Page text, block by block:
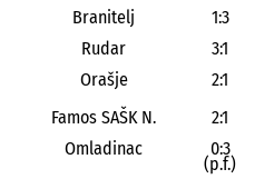
Branitelj
1:3
Rudar
3:1
Orašje
2:1
Famos SAŠK N.
2:1
Omladinac
0:3
(p.f.)